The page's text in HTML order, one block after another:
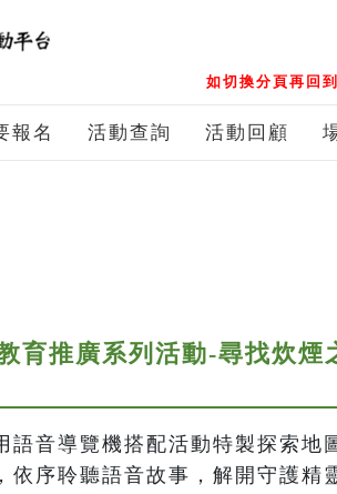
如切換分頁再回
報名 活動查詢 活動回顧
育推廣系列活動-尋找炊
語音導覽機搭配活動特製探索地
依序聆聽語音故事，解開守護精